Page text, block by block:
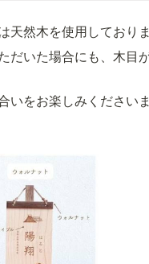
天然木を使用しておりま
だいた場合にも、木目
いをお楽しみくださいま